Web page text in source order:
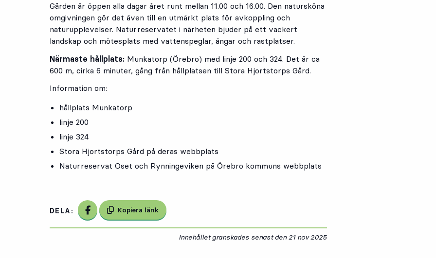
Gården är öppen alla dagar året runt mellan 11.00 och 16.00. Den natursköna
omgivningen gör det även till en utmärkt plats för avkoppling och
naturupplevelser. Naturreservatet i närheten bjuder på ett vackert
landskap och mötesplats med vattenspeglar, ängar och rastplatser.
Närmaste hållplats: Munkatorp (Örebro) med linje 200 och 324. Det är ca
600 m, cirka 6 minuter, gång från hållplatsen till Stora Hjortstorps Gård.
Information om:
hållplats Munkatorp
linje 200
linje 324
Stora Hjortstorps Gård på deras webbplats
Naturreservat Oset och Rynningeviken på Örebro kommuns webbplats
DELA: Dela på Facebook
Kopiera länk
Innehållet granskades senast den 21 nov 2025